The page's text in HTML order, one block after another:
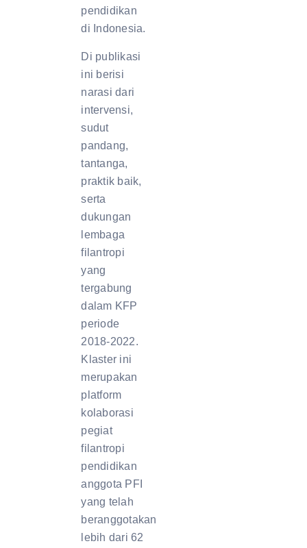
pendidikan
di Indonesia.
Di publikasi
ini berisi
narasi dari
intervensi,
sudut
pandang,
tantanga,
praktik baik,
serta
dukungan
lembaga
filantropi
yang
tergabung
dalam KFP
periode
2018-2022.
Klaster ini
merupakan
platform
kolaborasi
pegiat
filantropi
pendidikan
anggota PFI
yang telah
beranggotakan
lebih dari 62